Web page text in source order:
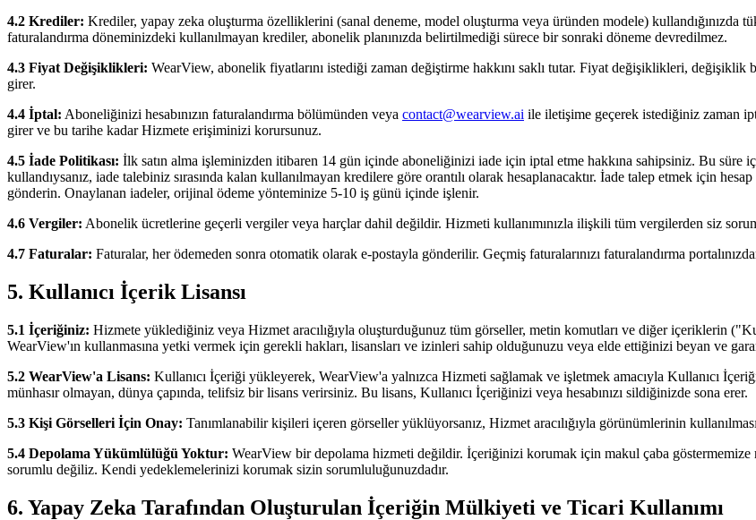
4.2 Krediler: Krediler, yapay zeka oluşturma özelliklerini (sanal deneme, model oluşturma veya üründen modele) kullandığınızda
faturalandırma döneminizdeki kullanılmayan krediler, abonelik planınızda belirtilmediği sürece bir sonraki döneme devredilmez.
4.3 Fiyat Değişiklikleri: WearView, abonelik fiyatlarını istediği zaman değiştirme hakkını saklı tutar. Fiyat değişiklikleri,
girer.
4.4 İptal: Aboneliğinizi hesabınızın faturalandırma bölümünden veya contact@wearview.ai ile iletişime geçerek istediğiniz zaman
girer ve bu tarihe kadar Hizmete erişiminizi korursunuz.
4.5 İade Politikası: İlk satın alma işleminizden itibaren 14 gün içinde aboneliğinizi iade için iptal etme hakkına sahipsiniz. Bu süre
kullandıysanız, iade talebiniz sırasında kalan kullanılmayan kredilere göre orantılı olarak hesaplanacaktır. İade talep etmek için
gönderin. Onaylanan iadeler, orijinal ödeme yönteminize 5-10 iş günü içinde işlenir.
4.6 Vergiler: Abonelik ücretlerine geçerli vergiler veya harçlar dahil değildir. Hizmeti kullanımınızla ilişkili tüm vergilerden siz
4.7 Faturalar: Faturalar, her ödemeden sonra otomatik olarak e-postayla gönderilir. Geçmiş faturalarınızı faturalandırma
5. Kullanıcı İçerik Lisansı
5.1 İçeriğiniz: Hizmete yüklediğiniz veya Hizmet aracılığıyla oluşturduğunuz tüm görseller, metin komutları ve diğer içeriklerin
WearView'ın kullanmasına yetki vermek için gerekli hakları, lisansları ve izinleri sahip olduğunuzu veya elde ettiğinizi beyan ve
5.2 WearView'a Lisans: Kullanıcı İçeriği yükleyerek, WearView'a yalnızca Hizmeti sağlamak ve işletmek amacıyla Kullanıcı
münhasır olmayan, dünya çapında, telifsiz bir lisans verirsiniz. Bu lisans, Kullanıcı İçeriğinizi veya hesabınızı sildiğinizde sona erer.
5.3 Kişi Görselleri İçin Onay: Tanımlanabilir kişileri içeren görseller yüklüyorsanız, Hizmet aracılığıyla görünümlerinin
5.4 Depolama Yükümlülüğü Yoktur: WearView bir depolama hizmeti değildir. İçeriğinizi korumak için makul çaba göstermemize
sorumlu değiliz. Kendi yedeklemelerinizi korumak sizin sorumluluğunuzdadır.
6. Yapay Zeka Tarafından Oluşturulan İçeriğin Mülkiyeti ve Ticari Kullanımı